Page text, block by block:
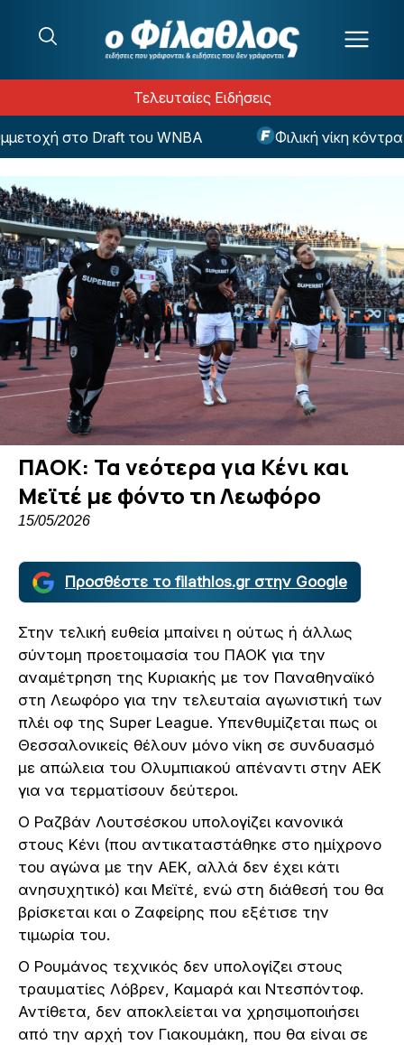
Τελευταίες Ειδήσεις
στο Draft του WNBA Φιλική νίκη κόντρα
ΠΑΟΚ: Τα νεότερα για Κένι και
Μεϊτέ με φόντο τη Λεωφόρο
15/05/2026
Προσθέστε το filathlos.gr στην Google
Στην τελική ευθεία μπαίνει η ούτως ή άλλως
σύντομη προετοιμασία του ΠΑΟΚ για την
αναμέτρηση της Κυριακής με τον Παναθηναϊκό
στη Λεωφόρο για την τελευταία αγωνιστική των
πλέι οφ της Super League. Υπενθυμίζεται πως οι
Θεσσαλονικείς θέλουν μόνο νίκη σε συνδυασμό
με απώλεια του Ολυμπιακού απέναντι στην ΑΕΚ
για να τερματίσουν δεύτεροι.
Ο Ραζβάν Λουτσέσκου υπολογίζει κανονικά
στους Κένι (που αντικαταστάθηκε στο ημίχρονο
του αγώνα με την ΑΕΚ, αλλά δεν έχει κάτι
ανησυχητικό) και Μεϊτέ, ενώ στη διάθεσή του θα
βρίσκεται και ο Ζαφείρης που εξέτισε την
τιμωρία του.
O Ρουμάνος τεχνικός δεν υπολογίζει στους
τραυματίες Λόβρεν, Καμαρά και Ντεσπόντοφ.
Αντίθετα, δεν αποκλείεται να χρησιμοποιήσει
από την αρχή τον Γιακουμάκη, που θα είναι σε